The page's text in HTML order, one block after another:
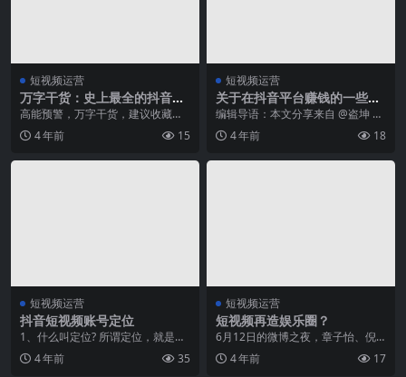
短视频运营
万字干货：史上最全的抖音运
营攻略！
高能预警，万字干货，建议收藏反
复阅读 抖音平台作为近两年迅速崛
起的短视频APP，...
4 年前 15
短视频运营
关于在抖音平台赚钱的一些复
盘
编辑导语：本文分享来自 @盗坤 关
于抖音平台赚钱的复盘，记录了他
在一年多时间里，...
4 年前 18
短视频运营
抖音短视频账号定位
1、什么叫定位? 所谓定位，就是令
你的企业和产品与众不同，形成核
心竞争力；对受众...
4 年前 35
短视频运营
短视频再造娱乐圈？
6月12日的微博之夜，章子怡、倪
妮、周冬雨、刘浩存四位“谋女郎”先
后走上红毯，收...
4 年前 17